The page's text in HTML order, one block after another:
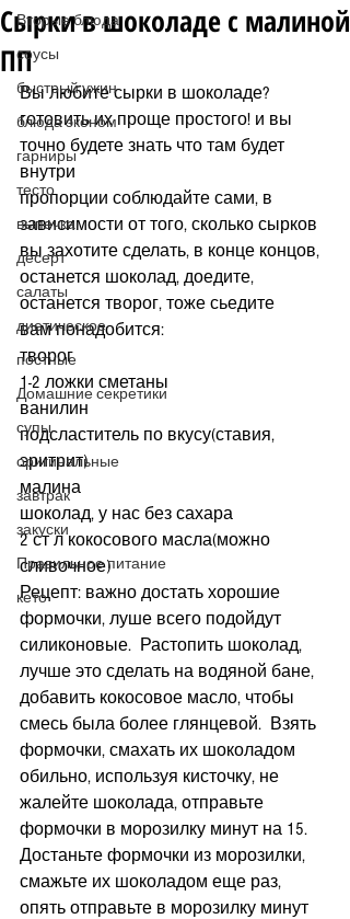
Вторые блюда
соусы
быстрый ужин
блюда эконом
гарниры
тесто
выпечка
десерт
салаты
диетическое
постные
Домашние секретики
супы
оригинальные
завтрак
закуски
Правильное питание
кето
Сырки в шоколаде с малиной
ПП
Вы любите сырки в шоколаде?
готовить их проще простого! и вы
точно будете знать что там будет
внутри
пропорции соблюдайте сами, в
зависимости от того, сколько сырков
вы захотите сделать, в конце концов,
останется шоколад, доедите,
останется творог, тоже сьедите
вам понадобится:
творог
1-2 ложки сметаны
ванилин
подсластитель по вкусу(ставия,
эритрит)
малина
шоколад, у нас без сахара
2 ст л кокосового масла(можно
сливочное)
Рецепт: важно достать хорошие
формочки, луше всего подойдут
силиконовые.  Растопить шоколад,
лучше это сделать на водяной бане,
добавить кокосовое масло, чтобы
смесь была более глянцевой.  Взять
формочки, смахать их шоколадом
обильно, используя кисточку, не
жалейте шоколада, отправьте
формочки в морозилку минут на 15.
Достаньте формочки из морозилки,
смажьте их шоколадом еще раз,
опять отправьте в морозилку минут